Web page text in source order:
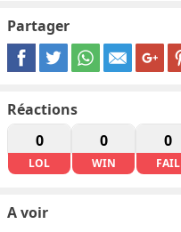
Partager
Réactions
0
LOL
0
WIN
0
FAIL
A voir